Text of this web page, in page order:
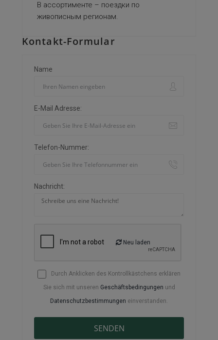
В ассортименте – поездки по
живописным регионам.
Kontakt-Formular
Name
E-Mail Adresse:
Telefon-Nummer:
Nachricht:
Neu laden
Durch Anklicken des Kontrollkästchens erklären
Sie sich mit unseren Geschäftsbedingungen und
Datenschutzbestimmungen einverstanden.